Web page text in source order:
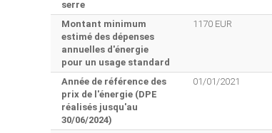
serre
Montant minimum
estimé des dépenses
annuelles d'énergie
pour un usage standard
1170 EUR
Année de référence des
prix de l'énergie (DPE
réalisés jusqu'au
30/06/2024)
01/01/2021